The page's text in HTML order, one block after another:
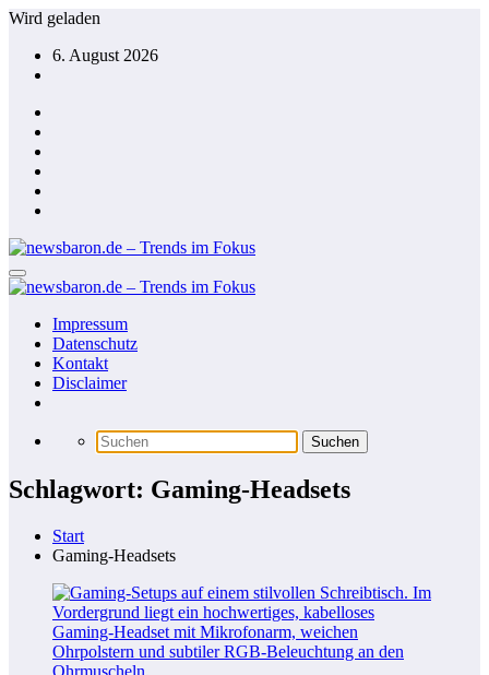
Zum
springen
Wird geladen
6. August 2026
Impressum
Datenschutz
Kontakt
Disclaimer
Schlagwort: Gaming-Headsets
Start
Gaming-Headsets